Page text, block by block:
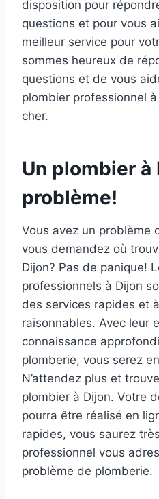
disposition pour
questions et pour vous
meilleur service pour
sommes heureux de
questions et de vous
plombier professionnel
cher.
Un plombier à
problème!
Vous avez un problème
vous demandez où
Dijon? Pas de panique!
professionnels à Dijon
des services rapides et
raisonnables. Avec leur
connaissance
plomberie, vous serez
N’attendez plus et
plombier à Dijon. Votre
pourra être réalisé en
rapides, vous saurez
professionnel vous
problème de plomberie.